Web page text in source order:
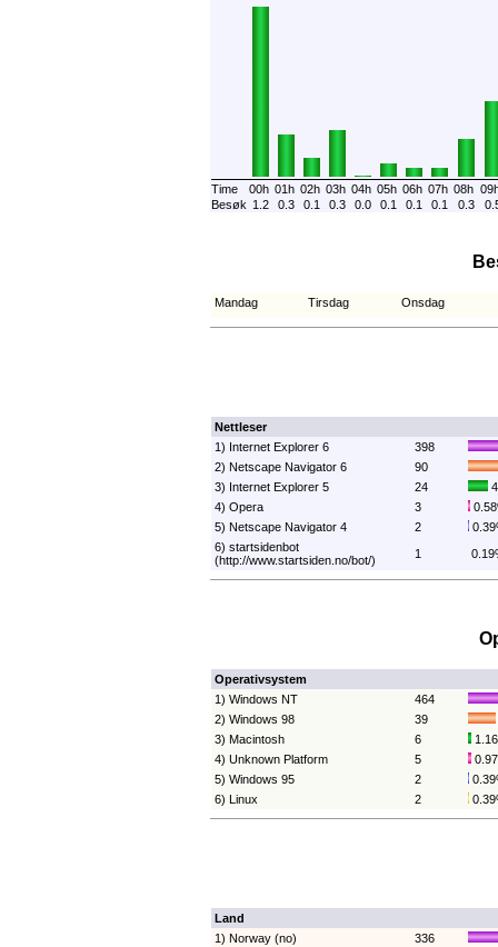
Time 00h 01h 02h 03h 04h 05h 06h 07h 08h
Besøk 1.2 0.3 0.1 0.3 0.0 0.1 0.1 0.1 0.3
Mandag Tirsdag Onsdag
Nettleser
1) Internet Explorer 6
398
2) Netscape Navigator 6
90
3) Internet Explorer 5
24
4) Opera
3
5) Netscape Navigator 4
2
6) startsidenbot
(http://www.startsiden.no/bot/)
1
Operativsystem
1) Windows NT
464
2) Windows 98
39
3) Macintosh
6
4) Unknown Platform
5
5) Windows 95
2
6) Linux
2
Land
1) Norway (no)
336